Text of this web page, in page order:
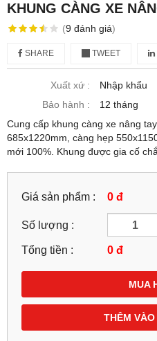
KHUNG CÀNG XE
(9 đánh giá)
SHARE TWEET
Xuất xứ :
Nhập khẩu
Bảo hành :
12 tháng
Cung cấp khung càng xe nâng
685x1220mm, càng hẹp
mới 100%. Khung được gia cố
Giá sản phẩm : 0 đ
Số lượng :
Tổng tiền : 0 đ
MUA
THÊM